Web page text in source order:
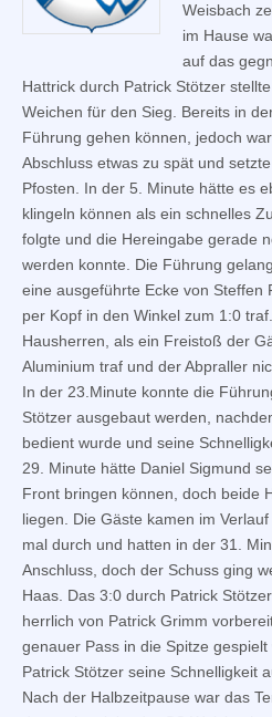
Weisbach
im Hause
auf das
Hattrick durch Patrick Stötzer
Weichen für den Sieg. Bereits in
Führung gehen können, jedoch
Abschluss etwas zu spät und
Pfosten. In der 5. Minute hätte es
klingeln können als ein schnelles
folgte und die Hereingabe gerade
werden konnte. Die Führung
eine ausgeführte Ecke von Steffen
per Kopf in den Winkel zum 1:0
Hausherren, als ein Freistoß der
Aluminium traf und der Abpraller
In der 23.Minute konnte die
Stötzer ausgebaut werden,
bedient wurde und seine
29. Minute hätte Daniel Sigmund
Front bringen können, doch beide
liegen. Die Gäste kamen im
mal durch und hatten in der 31.
Anschluss, doch der Schuss ging
Haas. Das 3:0 durch Patrick
herrlich von Patrick Grimm
genauer Pass in die Spitze
Patrick Stötzer seine Schnelligkeit
Nach der Halbzeitpause war das